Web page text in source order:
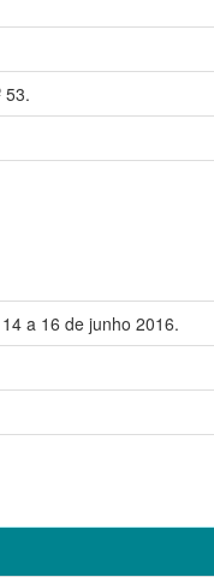
53.
a 16 de junho 2016.